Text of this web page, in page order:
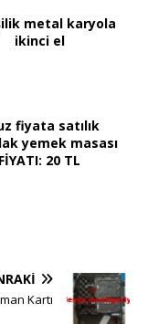
metal karyola
ikinci el
fiyata satılık
yemek masası
FİYATI: 20 TL
Kartı